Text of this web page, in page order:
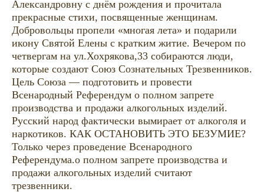
Александровну с днём рождения и прочитала
прекрасные стихи, посвященные женщинам.
Добровольцы пропели «многая лета» и подарили
икону Святой Елены с кратким житие. Вечером по
четвергам на ул.Хохрякова,33 собираются люди,
которые создают Союз Сознательных Трезвенников.
Цель Союза — подготовить и провести
Всенародный Референдум о полном запрете
производства и продажи алкогольных изделий.
Русский народ фактически вымирает от алкоголя и
наркотиков. КАК ОСТАНОВИТЬ ЭТО БЕЗУМИЕ?
Только через проведение Всенародного
Референдума.о полном запрете производства и
продажи алкогольных изделий считают
трезвенники.